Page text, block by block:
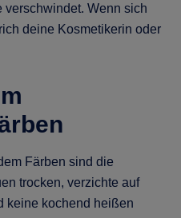
verschwindet. Wenn sich
deine Kosmetikerin oder
Färben sind die
trocken, verzichte auf
keine kochend heißen